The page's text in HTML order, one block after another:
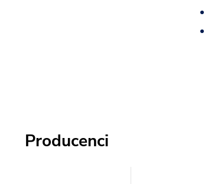
Producenci